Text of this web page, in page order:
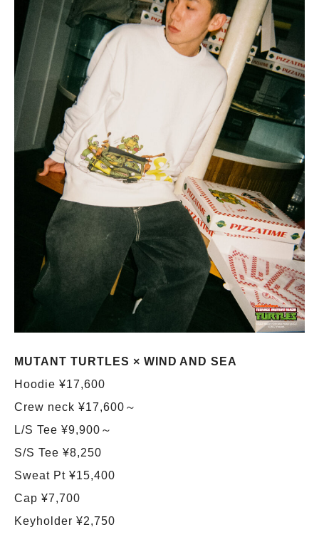
MUTANT TURTLES × WIND AND SEA
Hoodie ¥17,600
Crew neck ¥17,600～
L/S Tee ¥9,900～
S/S Tee ¥8,250
Sweat Pt ¥15,400
Cap ¥7,700
Keyholder ¥2,750